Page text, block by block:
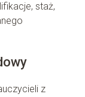
staż,
z